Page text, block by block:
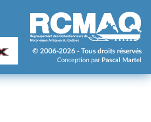
© 2006-2026 - Tous droits réservés
Conception par Pascal Martel